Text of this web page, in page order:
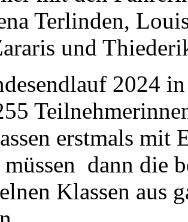
Terlinden,
und
2024
erstmals mit
dann die
Klassen aus